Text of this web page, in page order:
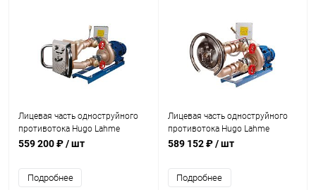
Лицевая часть одноструйного
противотока Hugo Lahme
JUNIOR +насос 2,6кВт 400В+пан.
559 200 ₽/ шт
Подробнее
Лицевая часть одноструйного
противотока Hugo Lahme
TAIFUN +насос 2,6кВт 400В+пан.
589 152 ₽/ шт
Подробнее